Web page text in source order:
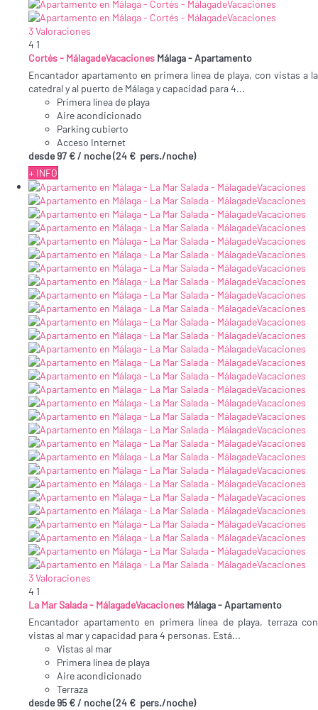
3 Valoraciones
4 1
Cortés - MálagadeVacaciones Málaga -Apartamento
Encantador apartamento en primera línea de playa, con vistas a la
catedral y al puerto de Málaga y capacidad para 4...
Primera línea de playa
Aire acondicionado
Parking cubierto
Acceso Internet
desde97 €/ noche(24 € pers./noche)
+ INFO
3 Valoraciones
4 1
La Mar Salada - MálagadeVacaciones Málaga -Apartamento
Encantador apartamento en primera línea de playa, terraza con
vistas al mar y capacidad para 4 personas. Está...
Vistas al mar
Primera línea de playa
Aire acondicionado
Terraza
desde95 €/ noche(24 € pers./noche)